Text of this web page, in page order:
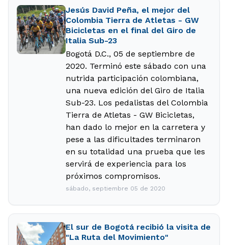
Jesús David Peña, el mejor del
Colombia Tierra de Atletas - GW
Bicicletas en el final del Giro de
Italia Sub-23
Bogotá D.C., 05 de septiembre de
2020. Terminó este sábado con una
nutrida participación colombiana,
una nueva edición del Giro de Italia
Sub-23. Los pedalistas del Colombia
Tierra de Atletas - GW Bicicletas,
han dado lo mejor en la carretera y
pese a las dificultades terminaron
en su totalidad una prueba que les
servirá de experiencia para los
próximos compromisos.
sábado, septiembre 05 de 2020
El sur de Bogotá recibió la visita de
"La Ruta del Movimiento"